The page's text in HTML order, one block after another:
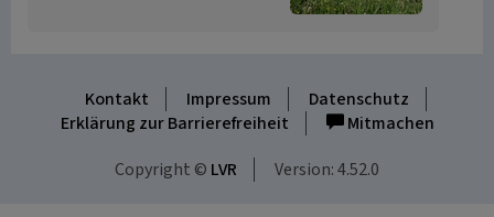
Kontakt Impressum
Datenschutz
Erklärung zur Barrierefreiheit
Mitmachen
Copyright © LVR Version: 4.52.0